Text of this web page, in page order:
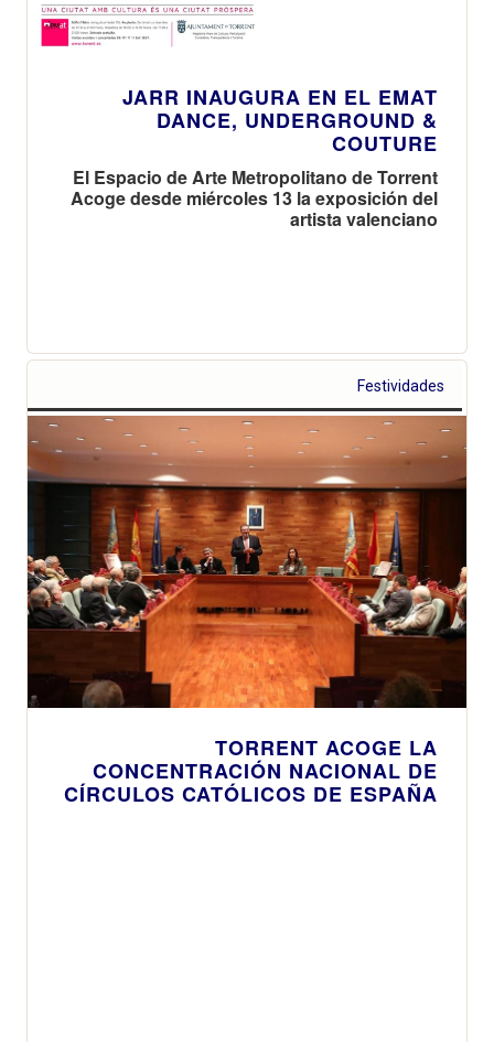
JARR INAUGURA EN EL EMAT
DANCE, UNDERGROUND &
COUTURE
El Espacio de Arte Metropolitano de Torrent
Acoge desde miércoles 13 la exposición del
artista valenciano
Festividades
TORRENT ACOGE LA
CONCENTRACIÓN NACIONAL DE
CÍRCULOS CATÓLICOS DE ESPAÑA